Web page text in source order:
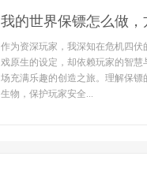
我的世界保镖怎么做
作为资深玩家，我深知在危机四
戏原生的设定，却依赖玩家的智
场充满乐趣的创造之旅。理解保
生物，保护玩家安全...